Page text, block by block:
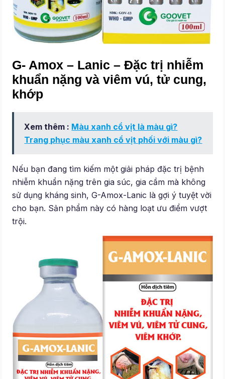
G- Amox – Lanic – Đặc trị nhiễm
khuẩn nặng và viêm vú, tử cung,
khớp
Xem thêm : Màu xanh cổ vịt là màu gì?
Trang phục màu xanh cổ vịt phối với màu gì?
Nếu bạn đang tìm kiếm một giải pháp đặc trị bệnh
nhiễm khuẩn nặng trên gia súc, gia cầm mà không
sử dụng kháng sinh, G-Amox-Lanic là gợi ý tuyệt vời
cho bạn. Sản phẩm này có hàng loạt ưu điểm vượt
trội.